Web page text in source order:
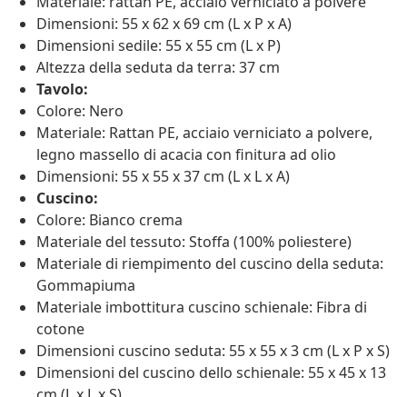
Dimensioni: 55 x 62 x 69 cm (L x P x A)
Dimensioni sedile: 55 x 55 cm (L x P)
Altezza della seduta da terra: 37 cm
Tavolo:
Colore: Nero
Materiale: Rattan PE, acciaio verniciato a polvere,
legno massello di acacia con finitura ad olio
Dimensioni: 55 x 55 x 37 cm (L x L x A)
Cuscino:
Colore: Bianco crema
Materiale del tessuto: Stoffa (100% poliestere)
Materiale di riempimento del cuscino della seduta:
Gommapiuma
Materiale imbottitura cuscino schienale: Fibra di
cotone
Dimensioni cuscino seduta: 55 x 55 x 3 cm (L x P x S)
Dimensioni del cuscino dello schienale: 55 x 45 x 13